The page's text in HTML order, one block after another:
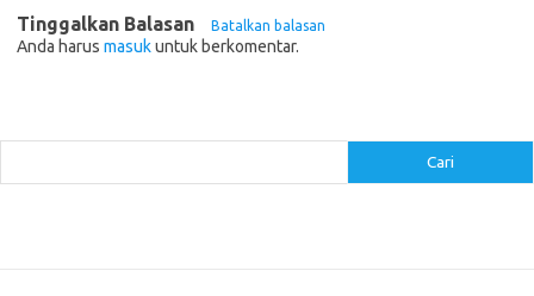
Tinggalkan Balasan Batalkan balasan
Anda harus masukuntuk berkomentar.
Cari